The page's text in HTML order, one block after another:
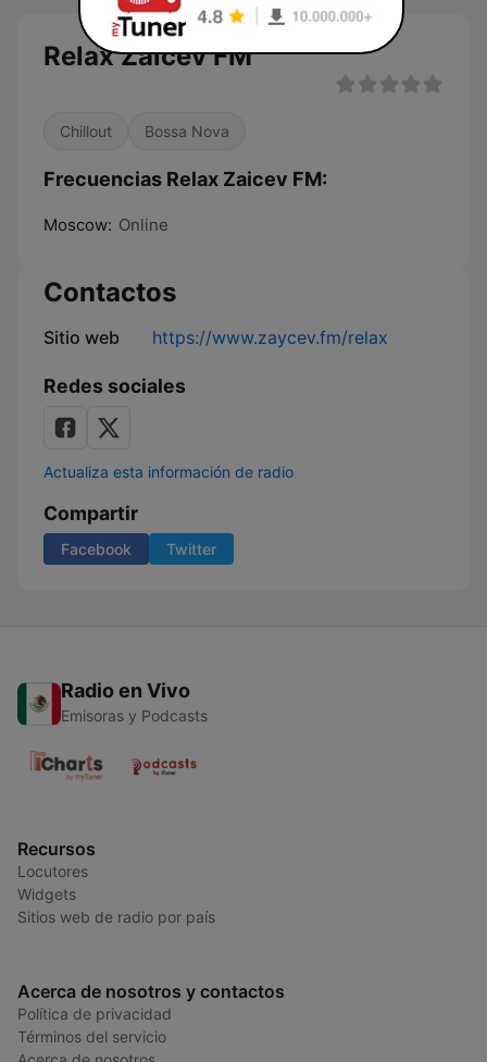
Relax Zaicev FM
Chillout Bossa Nova
Frecuencias Relax Zaicev FM:
Moscow: Online
Contactos
Sitio web https://www.zaycev.fm/relax
Redes sociales
Actualiza esta información de radio
Compartir
Facebook Twitter
Radio en Vivo
Emisoras y Podcasts
Recursos
Locutores
Widgets
Sitios web de radio por país
Acerca de nosotros y contactos
Política de privacidad
Términos del servicio